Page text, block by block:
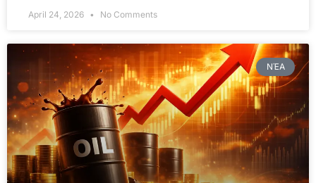
April 24, 2026 No Comments
ΝΈΑ